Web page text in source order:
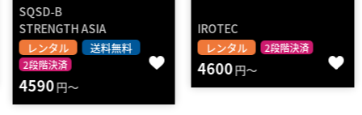
SQSD-B
STRENGTH ASIA
レンタル 送料無料
2段階決済
4590円～
IROTEC
レンタル 2段階決済
4600円～